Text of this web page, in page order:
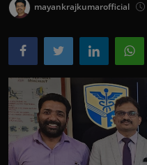
Cyber Trends
Cyber Crime Investigation
Information Technology
mayankrajkumarofficial